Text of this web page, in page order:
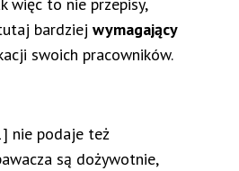
więc to nie przepisy,
bardziej wymagający
swoich pracowników.
nie podaje też
są dożywotnie,